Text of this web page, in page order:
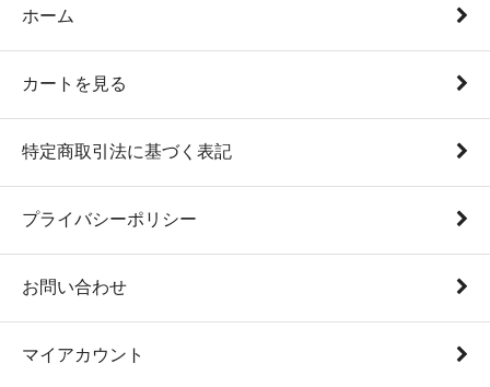
ホーム
カートを見る
特定商取引法に基づく表記
プライバシーポリシー
お問い合わせ
マイアカウント